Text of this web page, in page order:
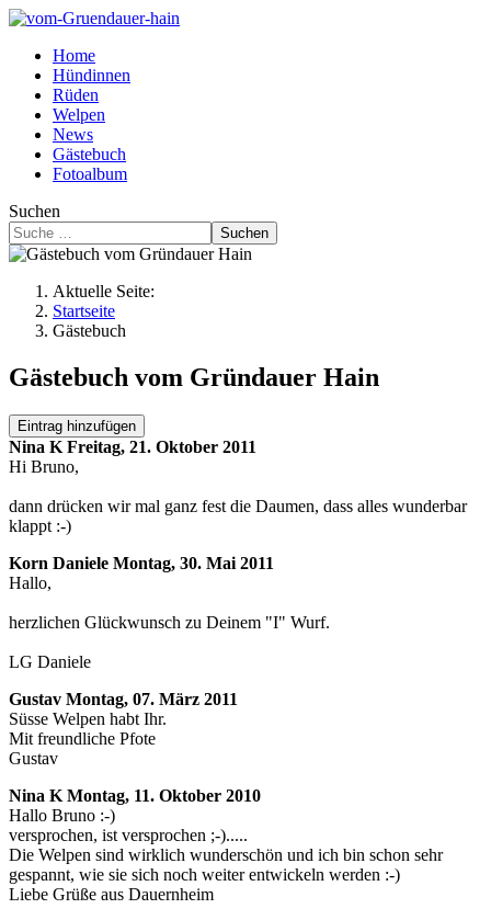
Home
Hündinnen
Rüden
Welpen
News
Gästebuch
Fotoalbum
Suchen
Suchen
Aktuelle Seite:
Startseite
Gästebuch
Gästebuch vom Gründauer Hain
Eintrag hinzufügen
Nina K Freitag, 21. Oktober 2011
Hi Bruno,
dann drücken wir mal ganz fest die Daumen, dass alles wunderbar
klappt :-)
Korn Daniele Montag, 30. Mai 2011
Hallo,
herzlichen Glückwunsch zu Deinem "I" Wurf.
LG Daniele
Gustav Montag, 07. März 2011
Süsse Welpen habt Ihr.
Mit freundliche Pfote
Gustav
Nina K Montag, 11. Oktober 2010
Hallo Bruno :-)
versprochen, ist versprochen ;-).....
Die Welpen sind wirklich wunderschön und ich bin schon sehr
gespannt, wie sie sich noch weiter entwickeln werden :-)
Liebe Grüße aus Dauernheim